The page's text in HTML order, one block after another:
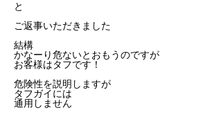
と
ご返事いただきました
結構
かなーり危ないとおもうのですが
お客様はタフです！
危険性を説明しますが
タフガイには
通用しません